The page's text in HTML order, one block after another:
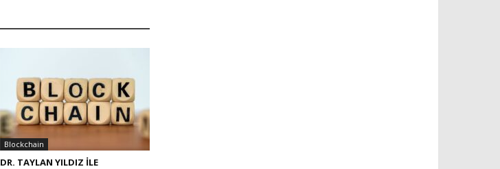
Blockchain
DR. TAYLAN YILDIZ ILE